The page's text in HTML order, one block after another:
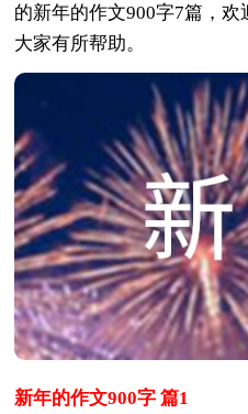
的新年的作文900字7篇，
大家有所帮助。
新年的作文900字 篇1